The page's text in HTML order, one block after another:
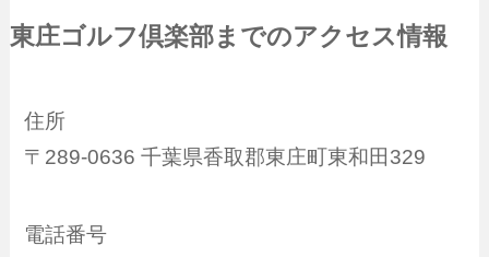
東庄ゴルフ倶楽部までのアクセス情報
住所
〒289-0636 千葉県香取郡東庄町東和田329
電話番号